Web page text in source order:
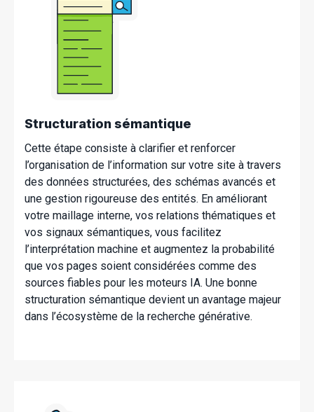
Structuration sémantique
Cette étape consiste à clarifier et renforcer
l’organisation de l’information sur votre site à travers
des données structurées, des schémas avancés et
une gestion rigoureuse des entités. En améliorant
votre maillage interne, vos relations thématiques et
vos signaux sémantiques, vous facilitez
l’interprétation machine et augmentez la probabilité
que vos pages soient considérées comme des
sources fiables pour les moteurs IA. Une bonne
structuration sémantique devient un avantage majeur
dans l’écosystème de la recherche générative.